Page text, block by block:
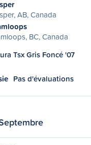
AB, Canada
BC, Canada
Tsx Gris Foncé '07
Pas d'évaluations